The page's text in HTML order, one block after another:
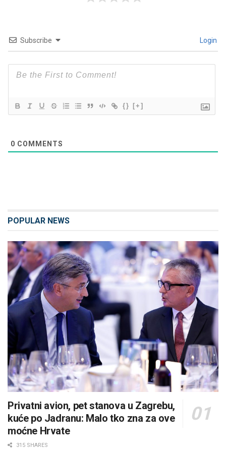
Subscribe Login
{} [+]
0 COMMENTS
POPULAR NEWS
Privatni avion, pet stanova u Zagrebu,
kuće po Jadranu: Malo tko zna za ove
moćne Hrvate
315 SHARES